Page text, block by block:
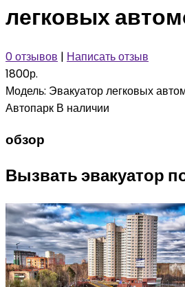
легковых
0 отзывов | Написать отзыв
1800р.
Модель: Эвакуатор легковых
Автопарк В наличии
обзор
Вызвать эвакуатор